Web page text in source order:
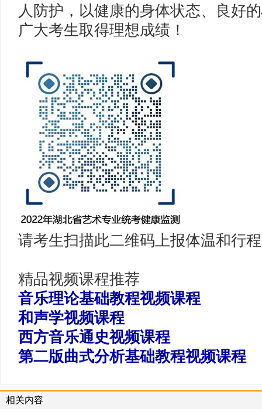
人防护，以健康的身体状态、良好
广大考生取得理想成绩！
请考生扫描此二维码上报体温和行程
精品视频课程推荐
音乐理论基础教程视频课程
和声学视频课程
西方音乐通史视频课程
第二版曲式分析基础教程视频课程
相关内容